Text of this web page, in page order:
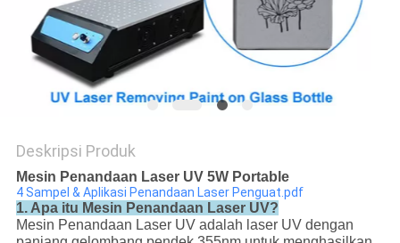
Deskripsi Produk
Mesin Penandaan Laser UV 5W Portable
4 Sampel & Aplikasi Penandaan Laser Penguat.pdf
1. Apa itu Mesin Penandaan Laser UV?
Mesin Penandaan Laser UV adalah laser UV dengan